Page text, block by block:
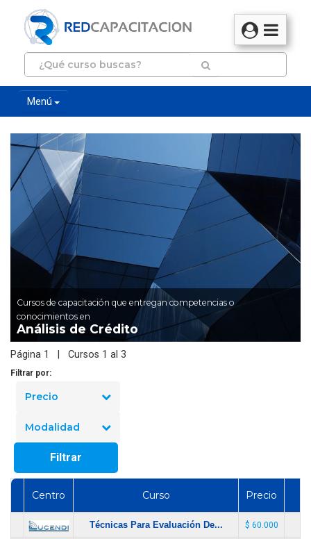
Menú
Cursos de capacitación que entregan competencias o
conocimientos en
Análisis de Crédito
Página 1 | Cursos 1 al 3
Filtrar por:
Precio
Modalidad
Filtrar
Centro Curso Precio
Técnicas Para Evaluación De... $ 60.000